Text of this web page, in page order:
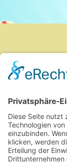
Copyright © 2026